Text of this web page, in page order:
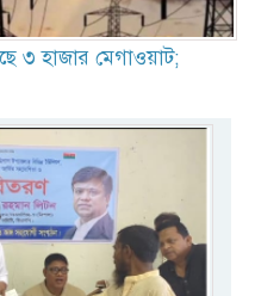
৩ হাজার মেগাওয়াট;